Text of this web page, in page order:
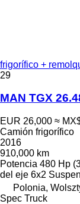
frigorífico +
29
MAN TGX
EUR 26,000 ≈
Camión frigorífico
2016
910,000 km
Potencia 480 Hp
del eje 6x2
Polonia,
Spec Truck